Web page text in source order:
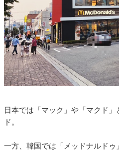
日本では「マック」や「マクド
ド。
一方、韓国では「メッドナルドゥ